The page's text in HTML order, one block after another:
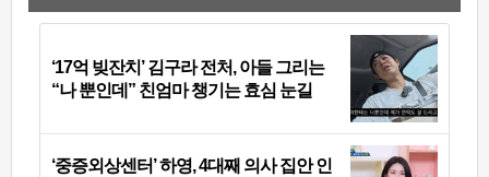
‘17억 빚잔치’ 김구라 전처, 아들 그리는
“나 뿐인데” 친엄마 챙기는 효심 눈길
‘중증외상센터’ 하영, 4대째 의사 집안 인